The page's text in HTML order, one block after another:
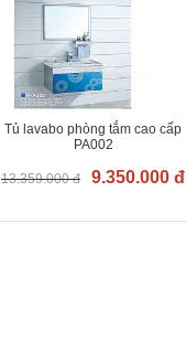
Tủ lavabo phòng tắm cao cấp
PA002
13.359.000 đ 9.350.000 đ